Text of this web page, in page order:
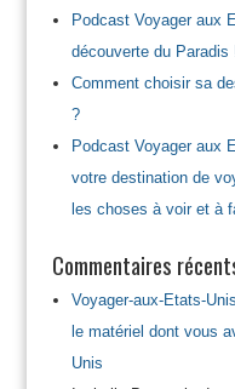
Podcast Voyager aux
découverte du Paradis
Comment choisir sa
?
Podcast Voyager aux
votre destination de
les choses à voir et à
Commentaires
Voyager-aux-Etats-
le matériel dont vous
Unis